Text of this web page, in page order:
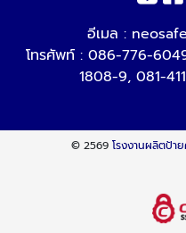
อีเมล :
โทรศัพท์ : 086-776-
1808-9, 081-
© 2569โรงงานผลิตป้า